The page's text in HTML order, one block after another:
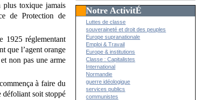
toxique jamais
de Protection de
1925 réglementant
que l’agent orange
non pas une arme
à faire du
défoliant soit stoppé
Notre ActivitÉ
Luttes de classe
souveraineté et droit des peuples
Europe supranationale
Emploi & Travail
Europe & institutions
Classe : Capitalistes
International
Normandie
guerre idéologique
services publics
communistes